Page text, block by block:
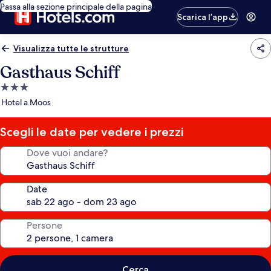
Passa alla sezione principale della pagina
Scarica l’app
Visualizza tutte le strutture
Gasthaus Schiff
Struttura
a
stelle
Hotel a Moos
Scegli le date per vedere i prezzi
Dove vuoi andare?
Date
Persone